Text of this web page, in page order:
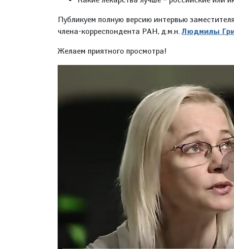
Публикуем полную версию интервью
члена-корреспондента РАН, д.м.н.Людмилы
Желаем приятного просмотра!